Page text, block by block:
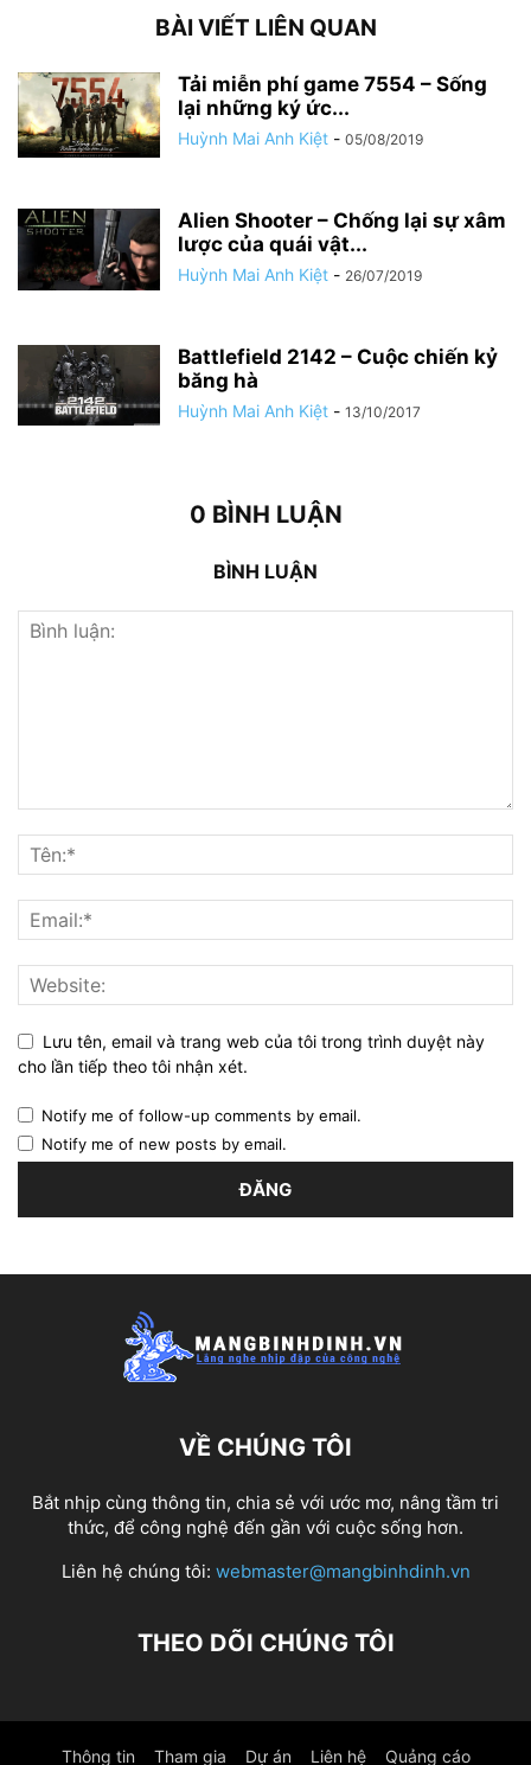
BÀI VIẾT LIÊN QUAN
Tải miễn phí game 7554 – Sống
lại những ký ức...
Huỳnh Mai Anh Kiệt - 05/08/2019
Alien Shooter – Chống lại sự xâm
lược của quái vật...
Huỳnh Mai Anh Kiệt - 26/07/2019
Battlefield 2142 – Cuộc chiến kỷ
băng hà
Huỳnh Mai Anh Kiệt - 13/10/2017
0 BÌNH LUẬN
BÌNH LUẬN
Lưu tên, email và trang web của tôi trong trình duyệt này
cho lần tiếp theo tôi nhận xét.
Notify me of follow-up comments by email.
Notify me of new posts by email.
VỀ CHÚNG TÔI
Bắt nhịp cùng thông tin, chia sẻ với ước mơ, nâng tầm tri
thức, để công nghệ đến gần với cuộc sống hơn.
Liên hệ chúng tôi: webmaster@mangbinhdinh.vn
THEO DÕI CHÚNG TÔI
Thông tin Tham gia Dự án Liên hệ Quảng cáo